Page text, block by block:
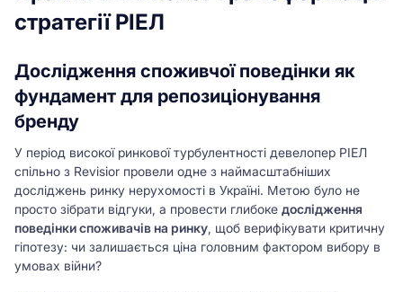
стратегії РІЕЛ
Дослідження споживчої поведінки як
фундамент для репозиціонування
бренду
У період високої ринкової турбулентності девелопер РІЕЛ
спільно з Revisior провели одне з наймасштабніших
досліджень ринку нерухомості в Україні. Метою було не
просто зібрати відгуки, а провести глибоке дослідження
поведінки споживачів на ринку, щоб верифікувати критичну
гіпотезу: чи залишається ціна головним фактором вибору в
умовах війни?